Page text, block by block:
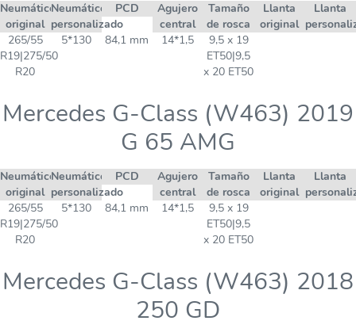
Neumático
original
Neumático
personalizado
PCD
Agujero
central
Tamaño
de rosca
Llanta
original
Llanta
265/55
R19|275/50
R20
5*130 84,1 mm 14*1,5
9,5 x 19
ET50|9,5
x 20 ET50
Mercedes G-Class (W463) 2019
G 65 AMG
Neumático
original
Neumático
personalizado
PCD
Agujero
central
Tamaño
de rosca
Llanta
original
Llanta
265/55
R19|275/50
R20
5*130 84,1 mm 14*1,5
9,5 x 19
ET50|9,5
x 20 ET50
Mercedes G-Class (W463) 2018
250 GD